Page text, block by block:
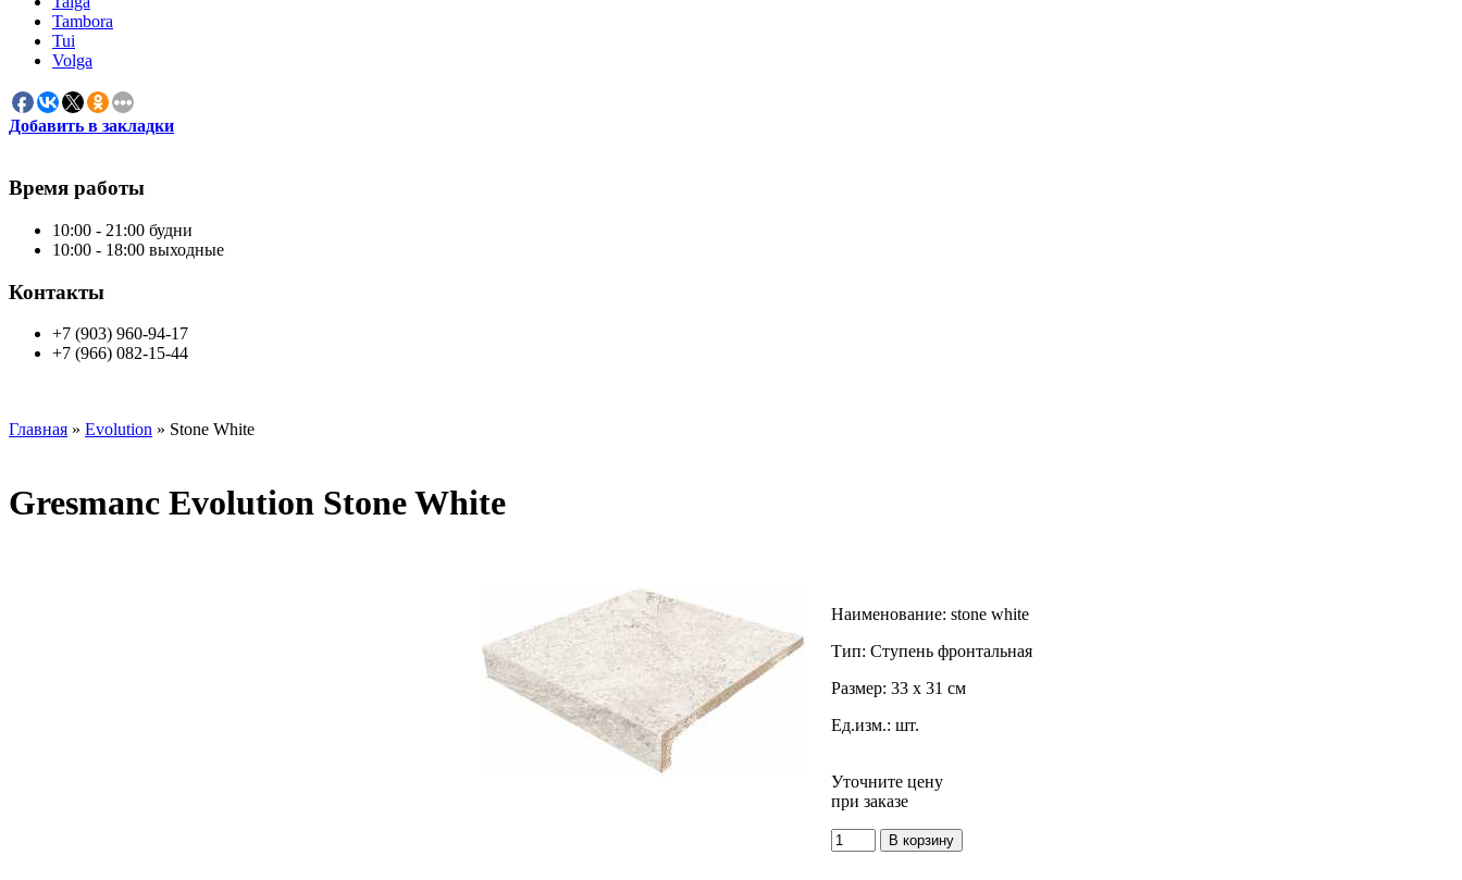
Tambora
Tui
Volga
Добавить в закладки
Время работы
10:00 - 21:00 будни
10:00 - 18:00 выходные
Контакты
+7 (903) 960-94-17
+7 (966) 082-15-44
Главная » Evolution » Stone White
Gresmanc Evolution Stone White
Наименование: stone white
Тип: Ступень фронтальная
Размер: 33 x 31 см
Ед.изм.: шт.
Уточните цену
при заказе